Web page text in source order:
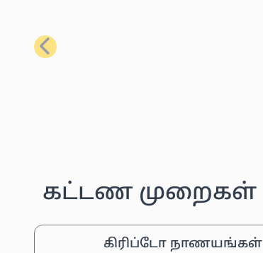
முந்தையது
கட்டண முறைகள்
கிரிப்டோ நாணயங்கள்